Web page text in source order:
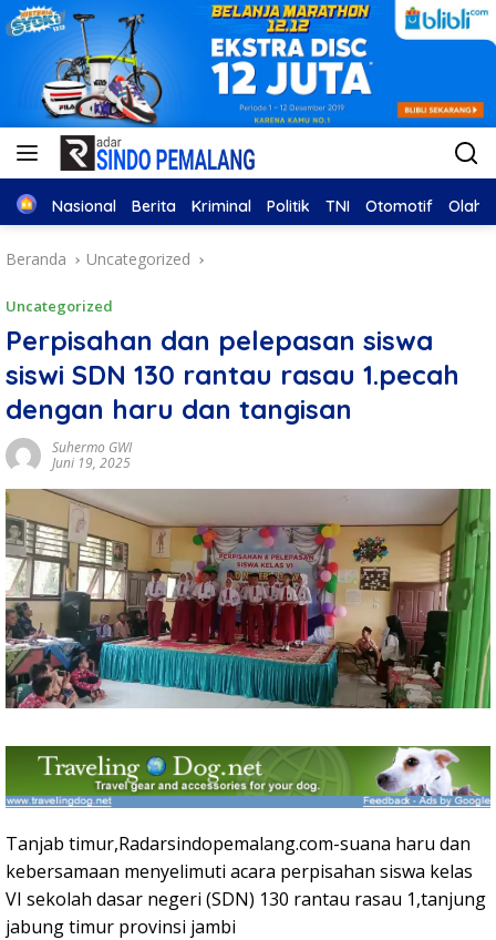
Home
Nasional Berita Kriminal Politik TNI Otomotif
Beranda Uncategorized
Uncategorized
Perpisahan dan pelepasan siswa
siswi SDN 130 rantau rasau 1.pecah
dengan haru dan tangisan
Suhermo GWI
Juni 19, 2025
Tanjab timur,Radarsindopemalang.com-suana haru dan
kebersamaan menyelimuti acara perpisahan siswa kelas
VI sekolah dasar negeri (SDN) 130 rantau rasau 1,tanjung
jabung timur provinsi jambi